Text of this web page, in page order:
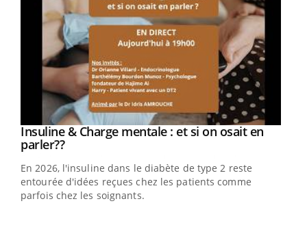
Youtube
Insuline & Charge mentale : et si on osait en
parler??Youtube
En 2026, l'insuline dans le diabète de type 2 reste
entourée d'idées reçues chez les patients comme
parfois chez les soignants.